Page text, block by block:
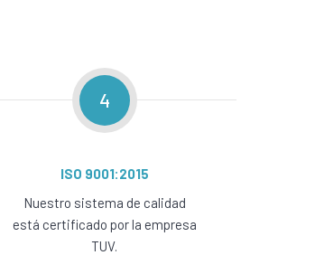
4
ISO 9001:2015
Nuestro sistema de calidad
está certificado por la empresa
TUV.